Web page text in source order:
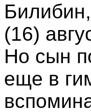
(16)
Но сын
еще в